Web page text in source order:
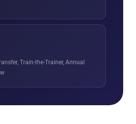
Train-the-Trainer, Annual